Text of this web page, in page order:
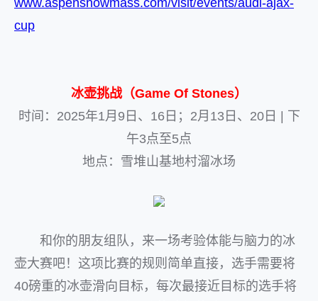
www.aspensnowmass.com/visit/events/audi-ajax-
cup
冰壶挑战（Game Of Stones）
时间：2025年1月9日、16日；2月13日、20日 | 下
午3点至5点
地点：雪堆山基地村溜冰场
和你的朋友组队，来一场考验体能与脑力的冰
壶大赛吧！这项比赛的规则简单直接，选手需要将
40磅重的冰壶滑向目标，每次最接近目标的选手将